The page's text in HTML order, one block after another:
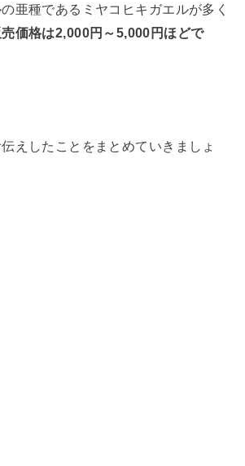
亜種であるミヤコヒキガエルが多く
売価格は2,000円～5,000円ほどで
えしたことをまとめていきましょ